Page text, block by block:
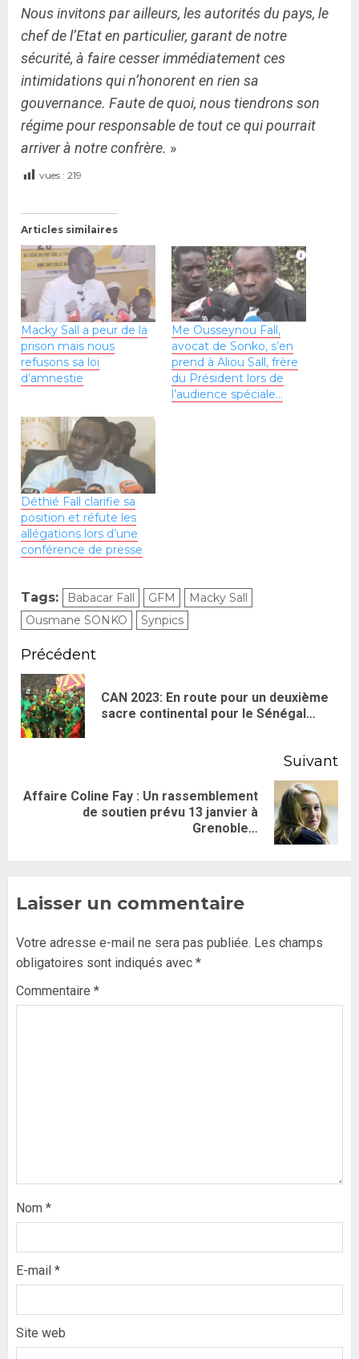
Nous invitons par ailleurs, les autorités du pays, le
chef de l’Etat en particulier, garant de notre
sécurité, à faire cesser immédiatement ces
intimidations qui n’honorent en rien sa
gouvernance. Faute de quoi, nous tiendrons son
régime pour responsable de tout ce qui pourrait
arriver à notre confrère. »
vues : 219
Articles similaires
Macky Sall a peur de la
prison mais nous
refusons sa loi
d’amnestie
Me Ousseynou Fall,
avocat de Sonko, s’en
prend à Aliou Sall, frère
du Président lors de
l’audience spéciale…
Déthié Fall clarifie sa
position et réfute les
allégations lors d’une
conférence de presse
Tags: Babacar Fall GFM
Macky Sall
Ousmane SONKO
Synpics
Précédent
CAN 2023: En route pour un deuxième
sacre continental pour le Sénégal…
Suivant
Affaire Coline Fay : Un rassemblement
de soutien prévu 13 janvier à
Grenoble…
Laisser un commentaire
Votre adresse e-mail ne sera pas publiée. Les champs
obligatoires sont indiqués avec *
Commentaire *
Nom *
E-mail *
Site web
Formation du nouveau